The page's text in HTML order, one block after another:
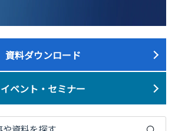
資料ダウンロード
イベント・セミナー